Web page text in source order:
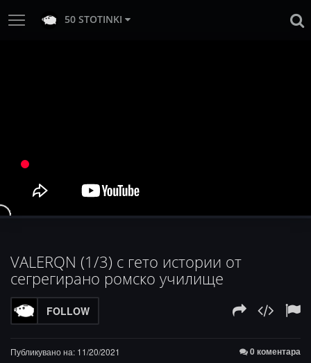
50 STOTINKI
VALERQN (1/3) с гето истории от
сегрегирано ромско училище
FOLLOW
Публикувано на: 11/20/2021 0 коментара